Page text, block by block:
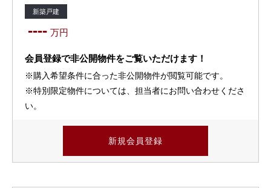
新築戸建
---- 万円
会員登録で非公開物件をご覧いただけます！
※購入希望条件に合った非公開物件が閲覧可能です。
※特別限定物件については、担当者にお問い合わせくださ
い。
新規会員登録